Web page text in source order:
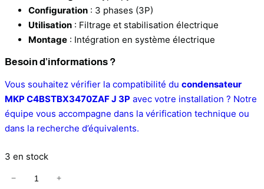
Configuration : 3 phases (3P)
Utilisation : Filtrage et stabilisation électrique
Montage : Intégration en système électrique
Besoin d’informations ?
Vous souhaitez vérifier la compatibilité du condensateur
MKP C4BSTBX3470ZAF J 3P avec votre installation ? Notre
équipe vous accompagne dans la vérification technique ou
dans la recherche d’équivalents.
3 en stock
− +